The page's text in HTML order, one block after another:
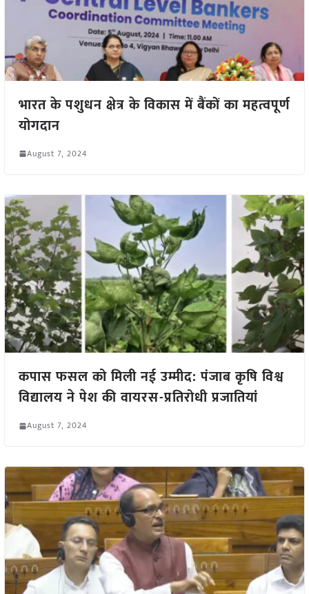
भारत के पशुधन क्षेत्र के विकास में बैंकों का महत्वपूर्ण
योगदान
August 7, 2024
कपास फसल को मिली नई उम्मीद: पंजाब कृषि विश्व
विद्यालय ने पेश की वायरस-प्रतिरोधी प्रजातियां
August 7, 2024